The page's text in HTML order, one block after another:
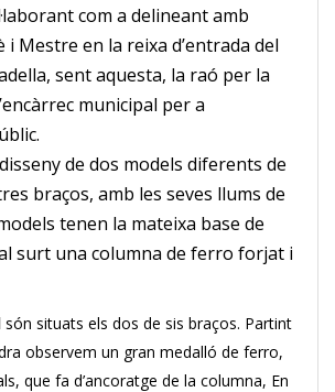
com a delineant amb
i Mestre en la reixa d’entrada del
sent aquesta, la raó per la
municipal per a
de dos models diferents de
braços, amb les seves llums de
tenen la mateixa base de
surt una columna de ferro forjat i
són situats els dos de sis braços. Partint
observem un gran medalló de ferro,
que fa d’ancoratge de la columna, En